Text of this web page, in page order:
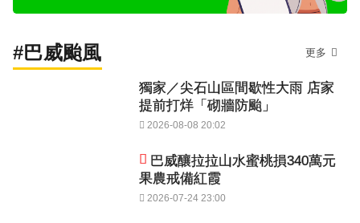
#巴威颱風 更多
獨家／尖石山區間歇性大雨 店家
提前打烊「砌牆防颱」
2026-08-08 20:02
巴威釀拉拉山水蜜桃損340萬元
果農戒備紅霞
2026-07-24 23:00